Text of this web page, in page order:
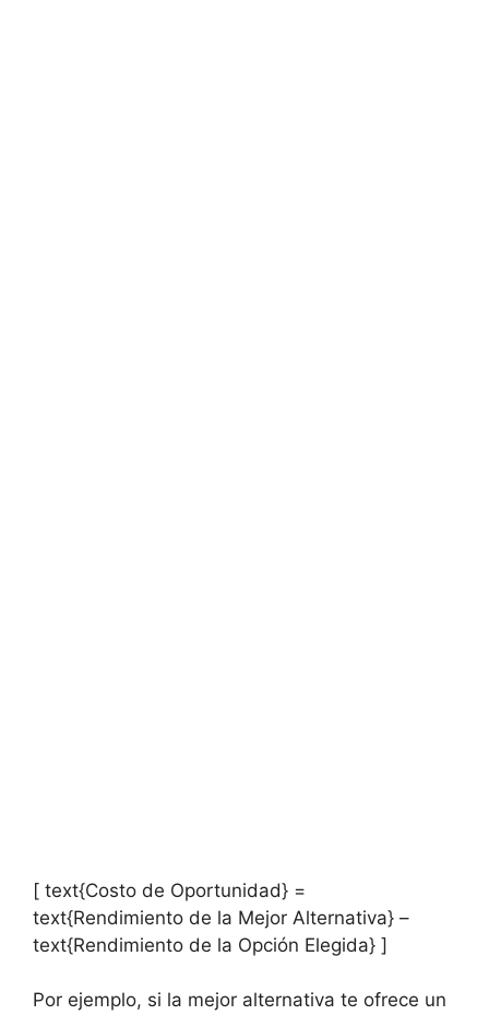
[ text{Costo de Oportunidad} =
text{Rendimiento de la Mejor Alternativa} –
text{Rendimiento de la Opción Elegida} ]
Por ejemplo, si la ⁣mejor alternativa te ofrece un